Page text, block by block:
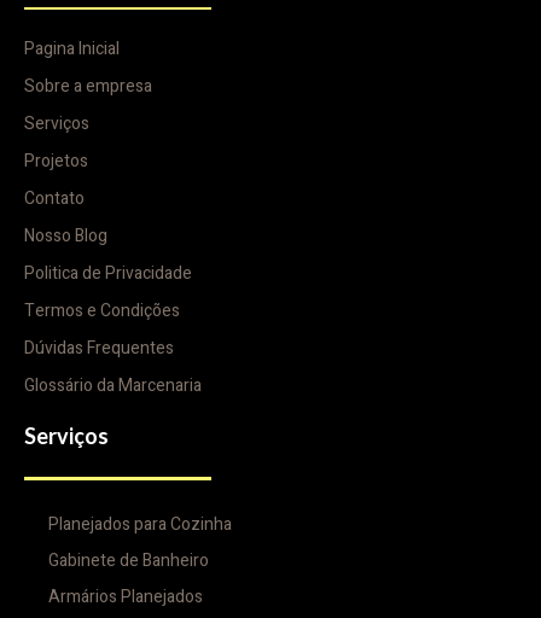
Pagina Inicial
Sobre a empresa
Serviços
Projetos
Contato
Nosso Blog
Politica de Privacidade
Termos e Condições
Dúvidas Frequentes
Glossário da Marcenaria
Serviços
Planejados para Cozinha
Gabinete de Banheiro
Armários Planejados